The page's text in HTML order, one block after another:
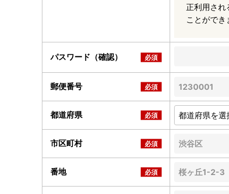
正利用され
ことができ
パスワード（確認）
郵便番号
都道府県
市区町村
番地